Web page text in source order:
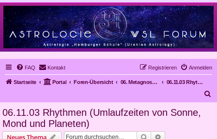
FAQ Kontakt Anmelden
Registrieren
Startseite Portal Foren-Übersicht 06. Metagnose, Prognose
06.11.03 Rhythmen (Umlaufzeiten von Sonne, Mond und Planeten)
06.11.03 Rhythmen (Umlaufzeiten von Sonne,
Mond und Planeten)
Neues Thema Suche